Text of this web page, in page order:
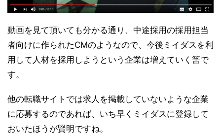
動画を見て頂いても分かる通り、中途採用の採用担当
者向けに作られたCMのようなので、今後ミイダスを利
用して人材を採用しようという企業は増えていく筈で
す。
他の転職サイトでは求人を掲載していないような企業
に応募するのであれば、いち早くミイダスに登録して
おいたほうが賢明ですね。